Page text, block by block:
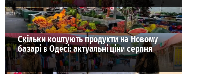
Скільки коштують продукти на Новому
базарі в Одесі: актуальні ціни серпня